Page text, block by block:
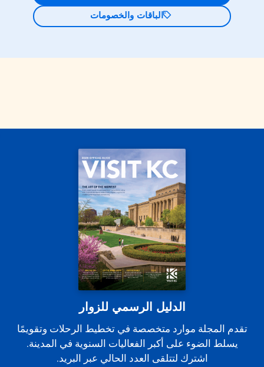
الباقات والخصومات
الدليل الرسمي للزوار
تقدم المجلة موارد متخصصة في تخطيط الرحلات وتقويمًا
يسلط الضوء على أكبر الفعاليات السنوية في المدينة.
اشترك لتتلقى العدد الحالي عبر البريد.